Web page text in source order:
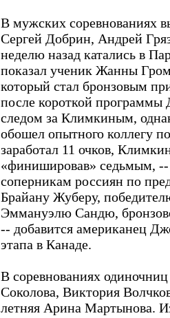
В мужских соревнованиях
Сергей Добрин, Андрей
неделю назад катались в
показал ученик Жанны
который стал бронзовым
после короткой программы
следом за Климкиным,
обошел опытного коллегу
заработал 11 очков,
«финишировав» седьмым,
соперникам россиян по
Брайану Жуберу,
Эммануэлю Сандю,
-- добавится американец
этапа в Канаде.
В соревнованиях
Соколова, Виктория
летняя Арина Мартынова.